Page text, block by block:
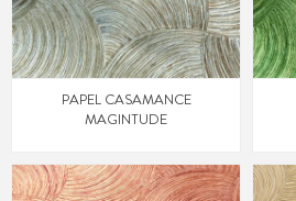
PAPEL CASAMANCE
MAGINTUDE